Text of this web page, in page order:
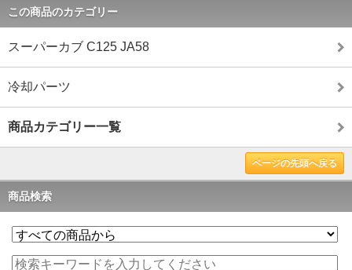
この商品のカテゴリー
スーパーカブ C125 JA58
冷却パーツ
商品カテゴリー一覧
ページの先頭へ戻る
商品検索